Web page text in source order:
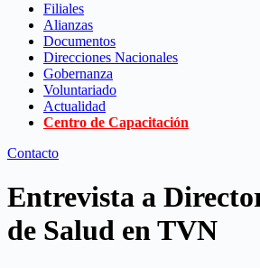
Filiales
Alianzas
Documentos
Direcciones Nacionales
Gobernanza
Voluntariado
Actualidad
Centro de Capacitación
Contacto
Entrevista a
de Salud en TVN